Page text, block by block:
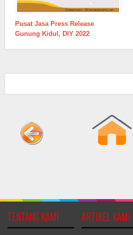
Pusat Jasa Press Release
Gunung Kidul, DIY 2022
TENTANG KAMI ARTIKEL KAMI